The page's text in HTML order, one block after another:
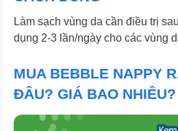
Làm sạch vùng da cần điều trị
dụng 2-3 lần/ngày cho các vùng
MUA BEBBLE NAPPY
ĐÂU? GIÁ BAO NHIÊU?